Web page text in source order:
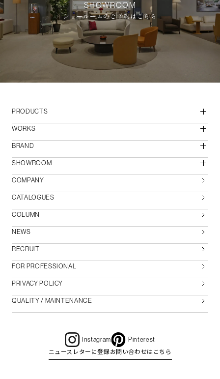
SHOWROOM
ショールームのご予約はこちら
PRODUCTS
WORKS
BRAND
SHOWROOM
COMPANY
CATALOGUES
COLUMN
NEWS
RECRUIT
FOR PROFESSIONAL
PRIVACY POLICY
QUALITY / MAINTENANCE
Instagram Pinterest
ニュースレターに登録お問い合わせはこちら